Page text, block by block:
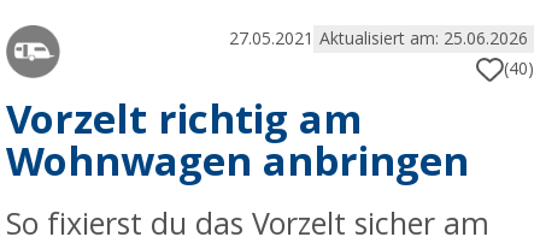
27.05.2021 Aktualisiert am: 25.06.2026
(40)
Vorzelt richtig am
Wohnwagen anbringen
So fixierst du das Vorzelt sicher am